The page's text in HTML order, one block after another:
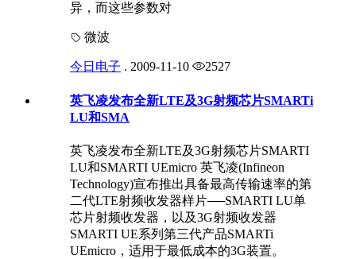
异，而这些参数对
微波
今日电子 . 2009-11-10 2527
英飞凌发布全新LTE及3G射频芯片SMARTi
LU和SMA
英飞凌发布全新LTE及3G射频芯片SMARTI
LU和SMARTI UEmicro 英飞凌(Infineon
Technology)宣布推出具备最高传输速率的第
二代LTE射频收发器样片──SMARTI LU单
芯片射频收发器，以及3G射频收发器
SMARTI UE系列第三代产品SMARTi
UEmicro，适用于最低成本的3G装置。